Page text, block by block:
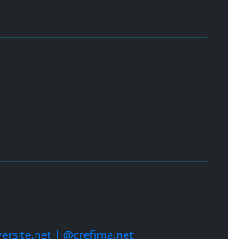
| @crefima.net